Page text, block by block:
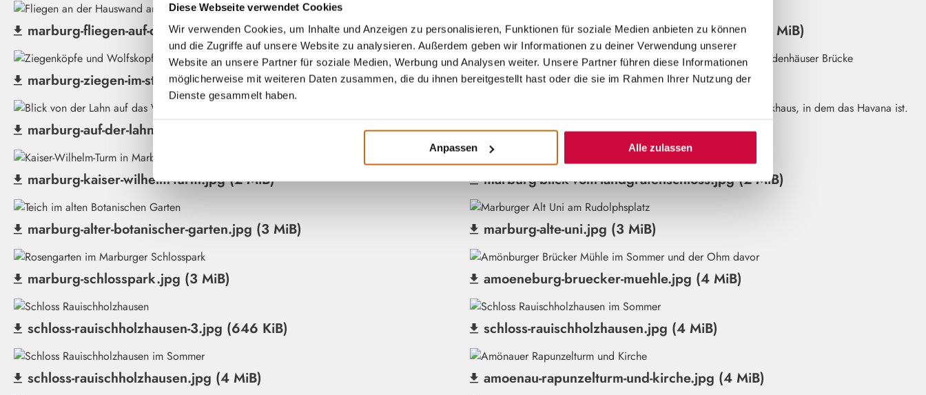
Diese Webseite verwendet Cookies
Wir verwenden Cookies, um Inhalte und Anzeigen zu personalisieren, Funktionen für soziale Medien anbieten zu können
und die Zugriffe auf unsere Website zu analysieren. Außerdem geben wir Informationen zu deiner Verwendung unserer
Website an unsere Partner für soziale Medien, Werbung und Analysen weiter. Unsere Partner führen diese Informationen
möglicherweise mit weiteren Daten zusammen, die du ihnen bereitgestellt hast oder die sie im Rahmen Ihrer Nutzung der
Dienste gesammelt haben.
Anpassen Alle zulassen
marburg-fliegen-auf-dem-marktplatz.jpg (2 MiB)
(Datei herunterladen) marburg-butt-im-alten-botanischen-garten.jpg (1 MiB)
(Datei herunterladen)
marburg-ziegen-im-steinweg.jpg (3 MiB)
(Datei herunterladen) marburg-elisabeth-2.jpg (2 MiB)
(Datei herunterladen)
marburg-auf-der-lahn.jpg (2 MiB)
(Datei herunterladen) marburg-havana.jpg (4 MiB)
(Datei herunterladen)
marburg-kaiser-wilhelm-turm.jpg (2 MiB)
(Datei herunterladen) marburg-blick-vom-landgrafenschloss.jpg (2 MiB)
(Datei herunterladen)
marburg-alter-botanischer-garten.jpg (3 MiB)
(Datei herunterladen) marburg-alte-uni.jpg (3 MiB)
(Datei herunterladen)
marburg-schlosspark.jpg (3 MiB)
(Datei herunterladen) amoeneburg-bruecker-muehle.jpg (4 MiB)
(Datei herunterladen)
schloss-rauischholzhausen-3.jpg (646 KiB)
(Datei herunterladen) schloss-rauischholzhausen.jpg (4 MiB)
(Datei herunterladen)
schloss-rauischholzhausen.jpg (4 MiB)
(Datei herunterladen) amoenau-rapunzelturm-und-kirche.jpg (4 MiB)
(Datei herunterladen)